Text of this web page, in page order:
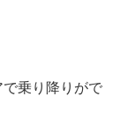
乗り降りがで